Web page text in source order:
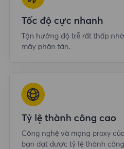
Tốc độ cực nhanh
Tận hưởng độ trễ rất thấp
mây phân tán.
Tỷ lệ thành công cao
Công nghệ và mạng proxy
bạn đạt được tỷ lệ thành